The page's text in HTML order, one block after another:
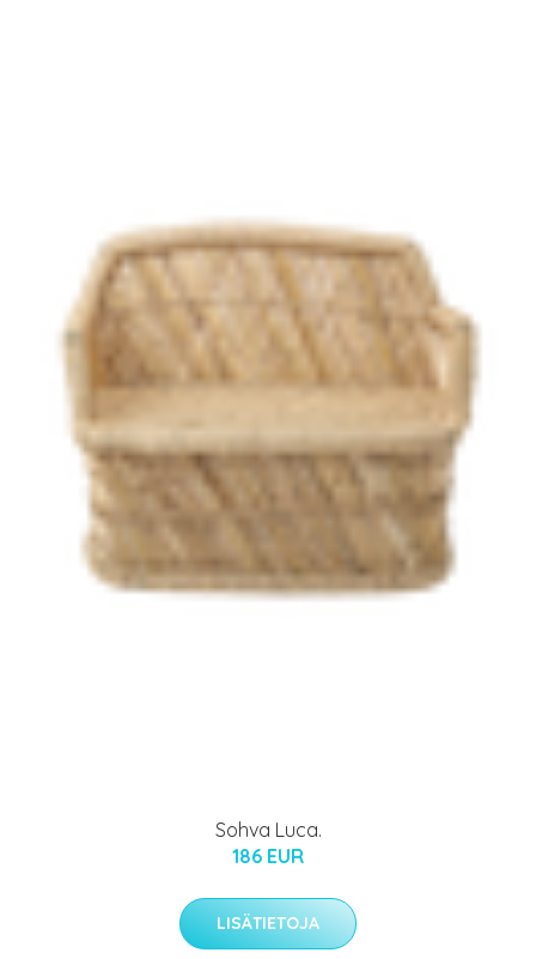
Sohva Luca.
186 EUR
LISÄTIETOJA